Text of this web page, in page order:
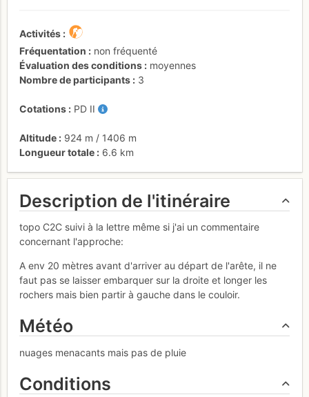
Activités
Fréquentation
non fréquenté
Évaluation des conditions
moyennes
Nombre de participants
3
Cotations PD II
Altitude 924 m / 1406 m
Longueur totale
6.6 km
Description de l'itinéraire
topo C2C suivi à la lettre même si j'ai un commentaire
concernant l'approche:
A env 20 mètres avant d'arriver au départ de l'arête, il ne
faut pas se laisser embarquer sur la droite et longer les
rochers mais bien partir à gauche dans le couloir.
Météo
nuages menacants mais pas de pluie
Conditions